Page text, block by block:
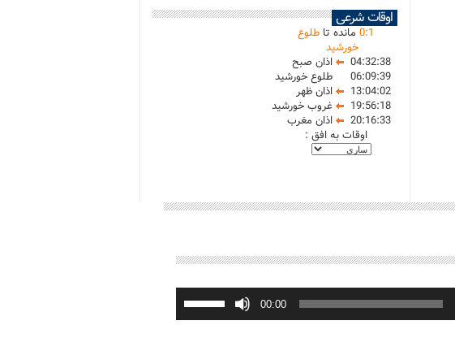
اوقات شرعی
0:1 مانده تا طلوع
خورشید
04:32:38
اذان صبح
06:09:39
طلوع خورشید
13:04:02
اذان ظهر
19:56:18
غروب خورشید
20:16:33
اذان مغرب
اوقات به افق :
00:00
برای
افزایش
یا
صدا